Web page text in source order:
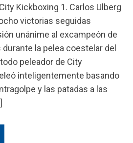
Kickboxing 1. Carlos Ulberg
victorias seguidas
unánime al excampeón de
la pelea coestelar del
peleador de City
inteligentemente basando
y las patadas a las